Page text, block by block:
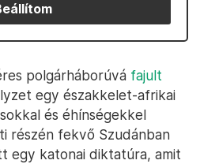
polgárháborúvá fajult
egy északkelet-afrikai
és éhínségekkel
részén fekvő Szudánban
egy katonai diktatúra, amit